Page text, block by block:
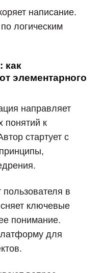
написание.
логическим
как
элементарного
направляет
понятий к
стартует с
в
ключевые
понимание.
для